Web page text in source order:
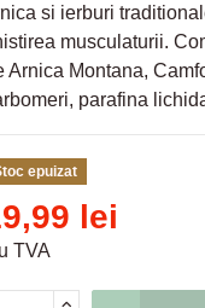
si ierburi
musculaturii.
Arnica Montana,
parafina
epuizat
lei
TVA